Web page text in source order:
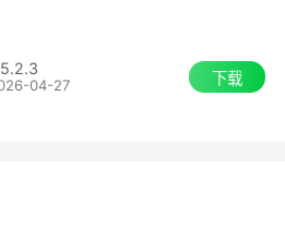
经过 5 个漫长的战役。
者中的一名，装备有大量
之外，你还会有机会用不同
04-27 下载